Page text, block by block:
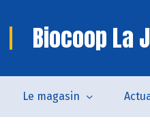
Biocoop La
Le magasin